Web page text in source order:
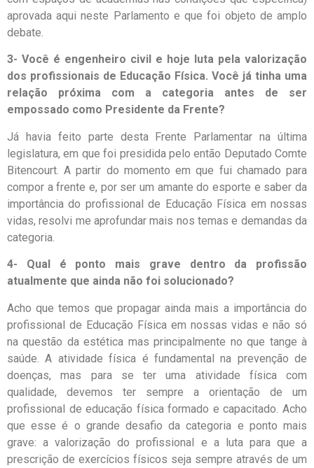
aprovada aqui neste Parlamento e que foi objeto de amplo
debate.
3- Você é engenheiro civil e hoje luta pela valorização
dos profissionais de Educação Física. Você já tinha uma
relação próxima com a categoria antes de ser
empossado como Presidente da Frente?
Já havia feito parte desta Frente Parlamentar na última
legislatura, em que foi presidida pelo então Deputado Comte
Bitencourt. A partir do momento em que fui chamado para
compor a frente e, por ser um amante do esporte e saber da
importância do profissional de Educação Física em nossas
vidas, resolvi me aprofundar mais nos temas e demandas da
categoria.
4- Qual é ponto mais grave dentro da profissão
atualmente que ainda não foi solucionado?
Acho que temos que propagar ainda mais a importância do
profissional de Educação Física em nossas vidas e não só
na questão da estética mas principalmente no que tange à
saúde. A atividade física é fundamental na prevenção de
doenças, mas para se ter uma atividade física com
qualidade, devemos ter sempre a orientação de um
profissional de educação física formado e capacitado. Acho
que esse é o grande desafio da categoria e ponto mais
grave: a valorização do profissional e a luta para que a
prescrição de exercícios físicos seja sempre através de um